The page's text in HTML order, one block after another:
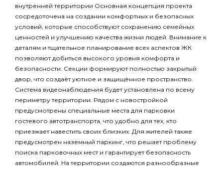
внутренней территории Основная концепция проекта
сосредоточена на создании комфортных и безопасных
условий, которые способствуют сохранению семейных
ценностей и улучшению качества жизни людей. Внимание к
деталям и тщательное планирование всех аспектов ЖК
позволяют добиться высокого уровня комфорта и
безопасности. Секции формируют полностью закрытый
двор, что создаёт уютное и защищённое пространство.
Система видеонаблюдения будет установлена по всему
периметру территории. Рядом с новостройкой
предусмотрены специальные места для парковки
гостевого автотранспорта, что удобно для тех, кто
приезжает навестить своих близких. Для жителей также
предусмотрен наземный паркинг, что решает проблему
поиска парковочных мест и гарантирует безопасность
автомобилей. На территории создаются разнообразные